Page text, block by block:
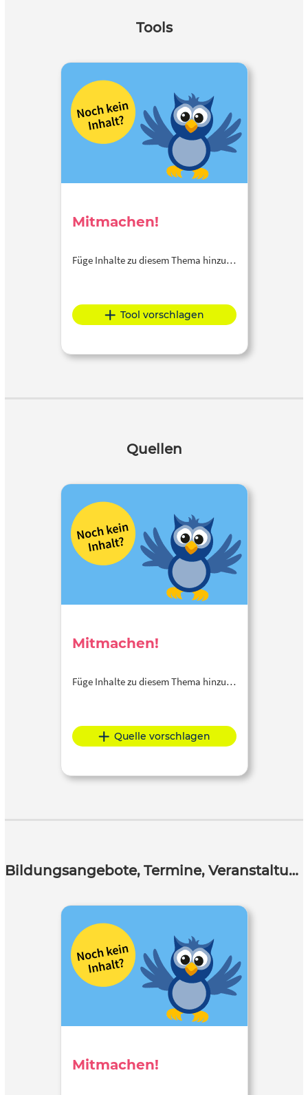
Tools
Mitmachen!
Füge Inhalte zu diesem Thema hinzu…
Tool vorschlagen
Quellen
Mitmachen!
Füge Inhalte zu diesem Thema hinzu…
Quelle vorschlagen
Bildungsangebote, Termine, Veranstaltungen
Mitmachen!